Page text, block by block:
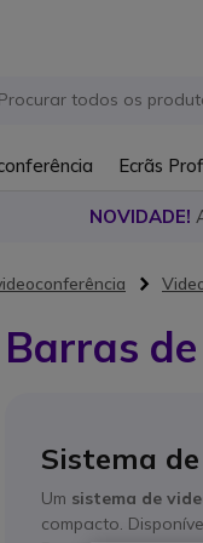
Ecrãs
NOVIDADE!
Barras
Sistema
Um sistema de
compacto.